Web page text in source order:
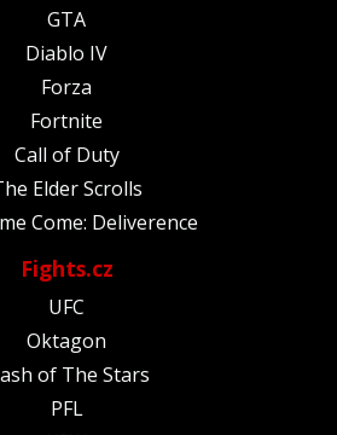
GTA
Diablo IV
Forza
Fortnite
Call of Duty
Elder Scrolls
Come: Deliverence
Fights.cz
UFC
Oktagon
of The Stars
PFL